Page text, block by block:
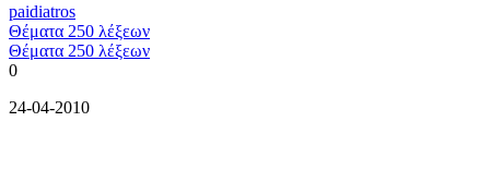
paidiatros
Θέματα 250 λέξεων
Θέματα 250 λέξεων
0
24-04-2010